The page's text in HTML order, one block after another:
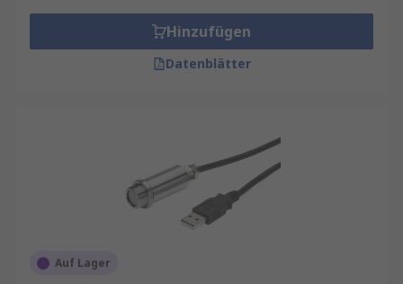
Hinzufügen
Datenblätter
Auf Lager